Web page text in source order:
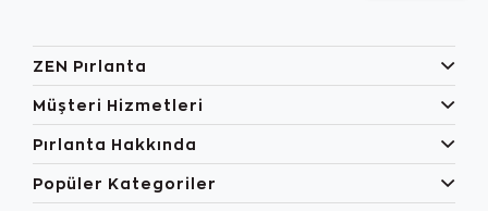
ZEN Pırlanta
Müşteri Hizmetleri
Pırlanta Hakkında
Popüler Kategoriler